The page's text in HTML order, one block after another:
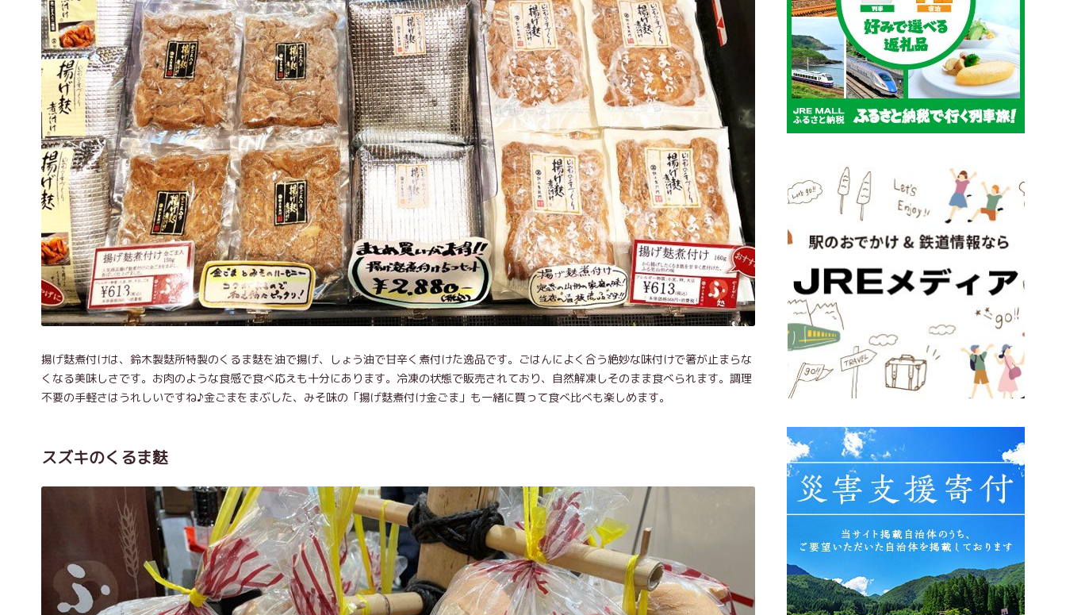
揚げ麩煮付けは、鈴木製麩所特製のくるま麩を油で揚げ、しょう油で甘辛く煮付けた逸品です。ごはんによく合う絶妙な味付けで箸が止まらな
くなる美味しさです。お肉のような食感で食べ応えも十分にあります。冷凍の状態で販売されており、自然解凍しそのまま食べられます。調理
不要の手軽さはうれしいですね♪金ごまをまぶした、みそ味の「揚げ麩煮付け金ごま」も一緒に買って食べ比べも楽しめます。
スズキのくるま麩